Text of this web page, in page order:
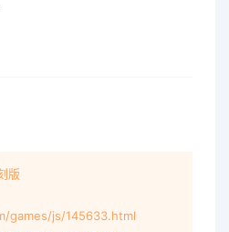
版
games/js/145633.html